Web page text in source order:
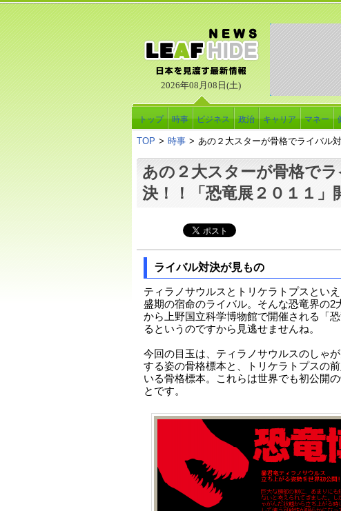
2026年08月08日(土)
トップ 時事 ビジネス 政治 キャリア マネー
TOP > 時事 > あの２大スターが骨格でライバル
あの２大スターが骨格で
決！！「恐竜展２０１１」
ライバル対決が見もの
ティラノサウルスとトリケラトプスとい
盛期の宿命のライバル。そんな恐竜界の2
から上野国立科学博物館で開催される「
るというのですから見逃せませんね。
今回の目玉は、ティラノサウルスのしゃ
する姿の骨格標本と、トリケラトプスの
いる骨格標本。これらは世界でも初公開
とです。